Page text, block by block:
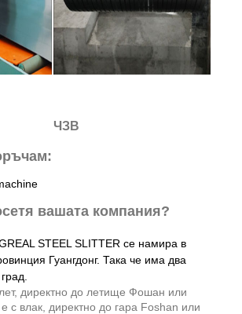
ЧЗВ
вашата компания?
STEEL SLITTER се намира в
Гуангдонг. Така че има два
директно до летище Фошан или
с влак, директно до гара Foshan или